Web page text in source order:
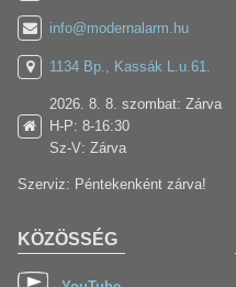
info@modernalarm.hu
1134 Bp., Kassák L.u.61.
2026. 8. 8. szombat: Zárva
H-P: 8-16:30
Sz-V: Zárva
Szerviz: Péntekenként zárva!
KÖZÖSSÉG